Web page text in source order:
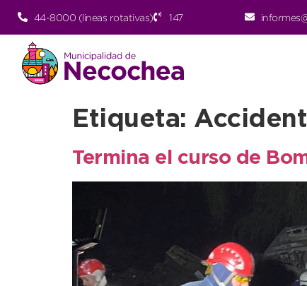
44-8000 (lineas rotativas) 147
Etiqueta:
Termina el curso de